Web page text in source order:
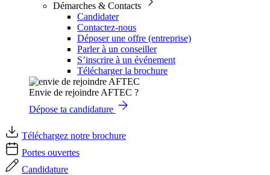
Démarches & Contacts
Candidater
Contactez-nous
Déposer une offre (entreprise)
Parler à un conseiller
S’inscrire à un événement
Télécharger la brochure
Envie de rejoindre AFTEC ?
Dépose ta candidature
Téléchargez notre brochure
Portes ouvertes
Candidature